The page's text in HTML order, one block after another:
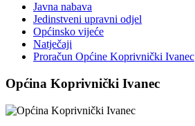
Javna nabava
Jedinstveni upravni odjel
Općinsko vijeće
Natječaji
Proračun Općine Koprivnički Ivanec
Općina Koprivnički Ivanec